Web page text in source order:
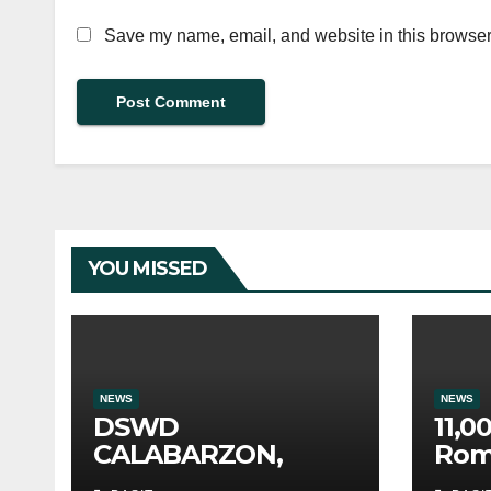
Save my name, email, and website in this
YOU MISSED
NEWS
DSWD
CALABARZON,
NEWS